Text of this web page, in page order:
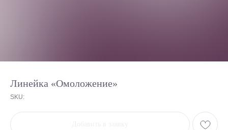
Линейка «Омоложение»
SKU: